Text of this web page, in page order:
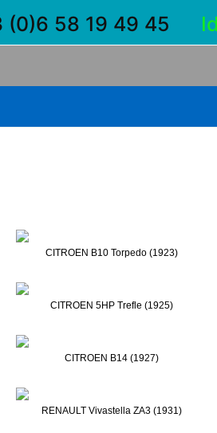
(0)6 58 19 49 45
CITROEN B10 Torpedo (1923)
CITROEN 5HP Trefle (1925)
CITROEN B14 (1927)
RENAULT Vivastella ZA3 (1931)